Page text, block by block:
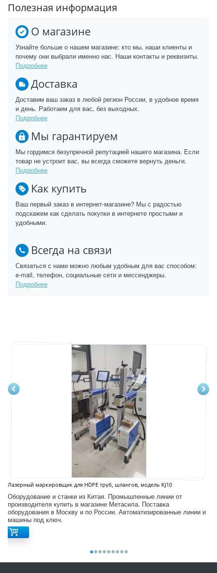
Полезная информация
О магазине
Узнайте больше о нашем магазине: кто мы, наши клиенты и
почему они выбрали именно нас. Наши контакты и реквизиты.
Подробнее
Доставка
Доставим ваш заказ в любой регион России, в удобное время
и день. Работаем для вас, без выходных.
Подробнее
Мы гарантируем
Мы гордимся безупречной репутацией нашего магазина. Если
товар не устроит вас, вы всегда сможете вернуть деньги.
Подробнее
Как купить
Ваш первый заказ в интернет-магазине? Мы с радостью
подскажем как сделать покупки в интернете простыми и
удобными.
Всегда на связи
Связаться с нами можно любым удобным для вас способом:
e-mail, телефон, социальные сети и мессенджеры.
Подробнее
Лазерный маркировщик для HDPE труб, шлангов, модель KJ10
Оборудование и станки из Китая. Промышленные линии от
производителя купить в магазине Метасила. Поставка
оборудования в Москву и по России. Автоматизированные линии и
машины под ключ.